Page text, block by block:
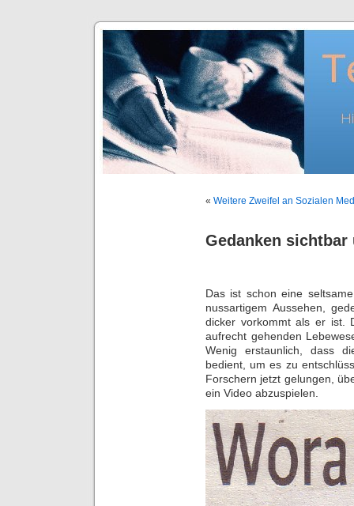
« Weitere Zweifel an Sozialen
Gedanken sichtbar
Das ist schon eine
nussartigem Aussehen,
dicker vorkommt als er ist.
aufrecht gehenden
Wenig erstaunlich, dass
bedient, um es zu
Forschern jetzt gelungen,
ein Video abzuspielen.